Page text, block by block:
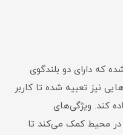
که دارای دو بلندگوی
نیز تعبیه شده تا کاربر
کند. ویژگی‌های
در محیط کمک می‌کند تا